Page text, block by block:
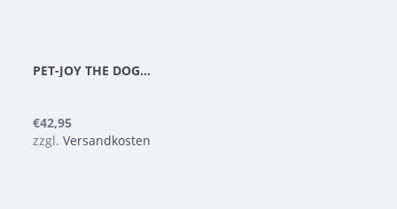
PET-JOY THE DOGGYWALKER HALSBAND BROWN
€42,95
zzgl. Versandkosten